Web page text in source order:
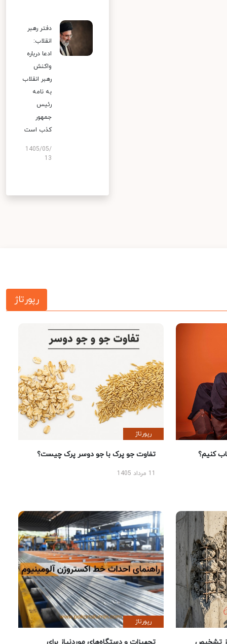
دفتر رهبر
انقلاب:
ادعا درباره
واکنش
رهبر انقلاب
به نامه
رئیس
جمهور
کذب است
1405/05/
13
رپورتاژ
کنیم؟
رپورتاژ
تفاوت جو پرک با جو دوسر پرک چیست؟
رپورتاژ